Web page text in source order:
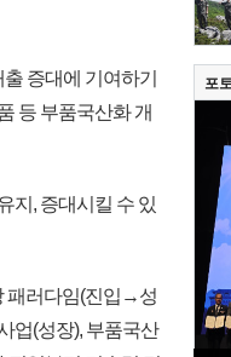
증대에 기여하기
등 부품국산화 개
지, 증대시킬 수 있
패러다임(진입→성
업(성장), 부품국산
포